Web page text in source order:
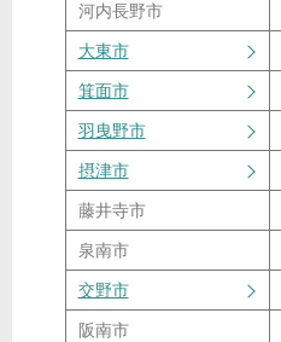
河内長野市
大東市
箕面市
羽曳野市
摂津市
藤井寺市
泉南市
交野市
阪南市